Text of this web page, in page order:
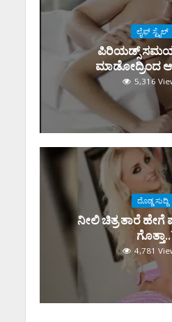
ಲೈಫ್ ಸ್ಟೈಲ್
ಪಿರಿಯಡ್ಸ್‌
ಮಾಡೋದ್ರಿಂದ
5,316
ದೊಡ್ಡ ಸುದ್ದಿ
ನೀಲಿ ಚಿತ್ರ ತಾರೆ ಹೇಗೆ
4,781